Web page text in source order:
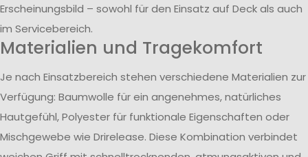
Erscheinungsbild – sowohl für den Einsatz auf Deck als auch
im Servicebereich.
Materialien und Tragekomfort
Je nach Einsatzbereich stehen verschiedene Materialien zur
Verfügung: Baumwolle für ein angenehmes, natürliches
Hautgefühl, Polyester für funktionale Eigenschaften oder
Mischgewebe wie Drirelease. Diese Kombination verbindet